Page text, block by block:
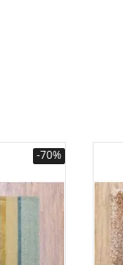
-70%